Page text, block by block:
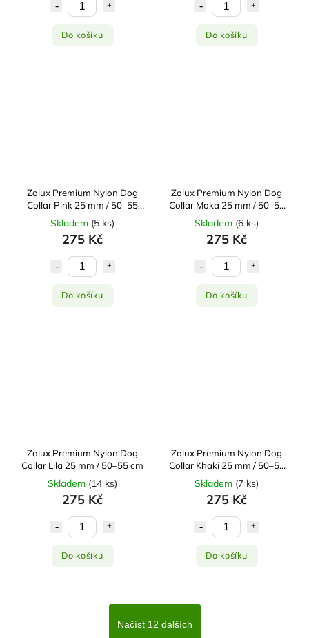
Do košíku Do košíku
Zolux Premium Nylon Dog
Collar Pink 25 mm / 50–55
Skladem (5 ks)
275 Kč
Do košíku
Zolux Premium Nylon Dog
Collar Moka 25 mm / 50–55
Skladem (6 ks)
275 Kč
Do košíku
Zolux Premium Nylon Dog
Collar Lila 25 mm / 50–55 cm
Skladem (14 ks)
275 Kč
Do košíku
Zolux Premium Nylon Dog
Collar Khaki 25 mm / 50–55
Skladem (7 ks)
275 Kč
Do košíku
Načíst 12 dalších